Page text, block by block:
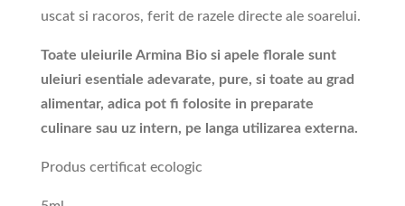
uscat si racoros, ferit de razele directe ale soarelui.
Toate uleiurile Armina Bio si apele florale sunt
uleiuri esentiale adevarate, pure, si toate au grad
alimentar, adica pot fi folosite in preparate
culinare sau uz intern, pe langa utilizarea externa.
Produs certificat ecologic